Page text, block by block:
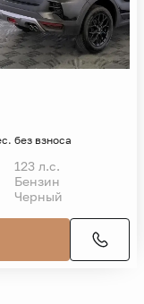
без взноса
123 л.с.
Бензин
Черный